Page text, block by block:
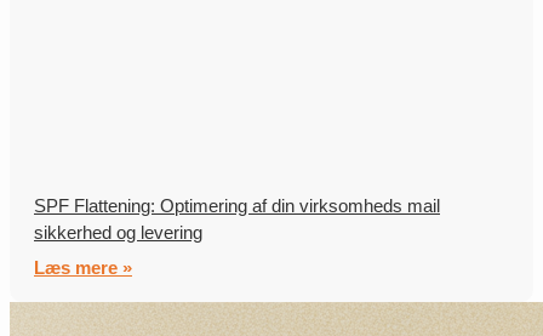
SPF Flattening: Optimering af din virksomheds mail
sikkerhed og levering
Læs mere »